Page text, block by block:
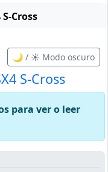
Cross
🌙 / ☀️ Modo oscuro
S-Cross
para ver o leer